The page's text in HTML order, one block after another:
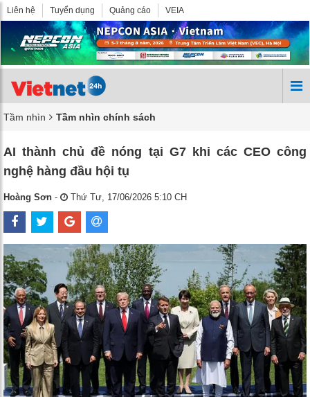
Liên hệ Tuyển dụng Quảng cáo VEIA
Tầm nhìn Tầm nhìn chính sách
AI thành chủ đề nóng tại G7 khi các CEO công
nghệ hàng đầu hội tụ
Hoàng Sơn - Thứ Tư, 17/06/2026 5:10 CH